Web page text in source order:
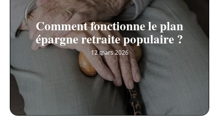
Comment fonctionne le plan
épargne retraite populaire ?
12 mars 2026